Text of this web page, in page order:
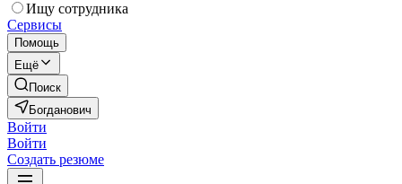
Ищу сотрудника
Сервисы
Помощь
Ещё
Поиск
Богданович
Войти
Войти
Создать резюме